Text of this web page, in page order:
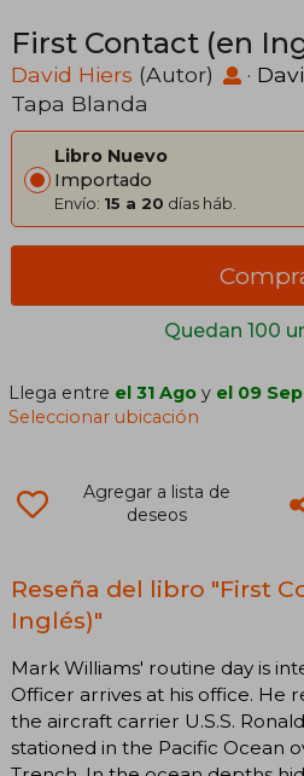
First Contact (en
David Hiers (Autor) ·
Tapa Blanda
Libro Nuevo
Importado
Envío: 15 a 20 días háb.
Quedan 100
Llega entre el 31 Ago y el 09 Sep
Seleccionar ubicación
Agregar a lista de
deseos
Reseña del libro "First
Inglés)"
Mark Williams' routine day is
Officer arrives at his office. He
the aircraft carrier U.S.S.
stationed in the Pacific Ocean